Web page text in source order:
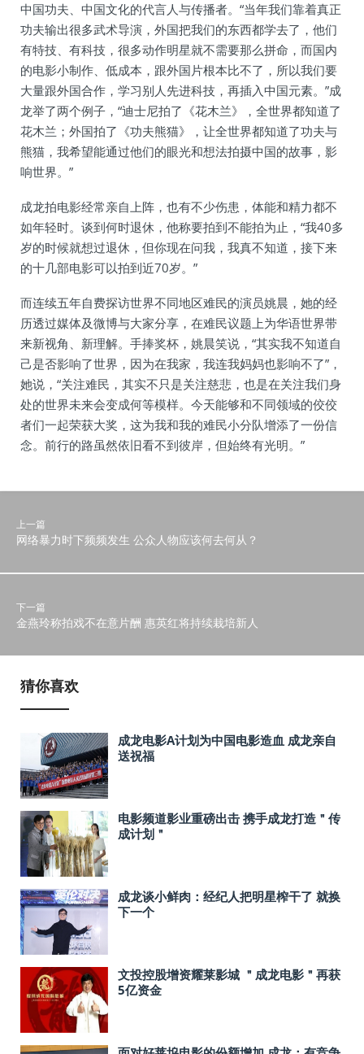
中国功夫、中国文化的代言人与传播者。“当年我们靠着真正
功夫输出很多武术导演，外国把我们的东西都学去了，他们
有特技、有科技，很多动作明星就不需要那么拼命，而国内
的电影小制作、低成本，跟外国片根本比不了，所以我们要
大量跟外国合作，学习别人先进科技，再插入中国元素。”成
龙举了两个例子，“迪士尼拍了《花木兰》，全世界都知道了
花木兰；外国拍了《功夫熊猫》，让全世界都知道了功夫与
熊猫，我希望能通过他们的眼光和想法拍摄中国的故事，影
响世界。”
成龙拍电影经常亲自上阵，也有不少伤患，体能和精力都不
如年轻时。谈到何时退休，他称要拍到不能拍为止，“我40多
岁的时候就想过退休，但你现在问我，我真不知道，接下来
的十几部电影可以拍到近70岁。”
而连续五年自费探访世界不同地区难民的演员姚晨，她的经
历透过媒体及微博与大家分享，在难民议题上为华语世界带
来新视角、新理解。手捧奖杯，姚晨笑说，“其实我不知道自
己是否影响了世界，因为在我家，我连我妈妈也影响不了”，
她说，“关注难民，其实不只是关注慈悲，也是在关注我们身
处的世界未来会变成何等模样。今天能够和不同领域的佼佼
者们一起荣获大奖，这为我和我的难民小分队增添了一份信
念。前行的路虽然依旧看不到彼岸，但始终有光明。”
上一篇
网络暴力时下频频发生 公众人物应该何去何从？
下一篇
金燕玲称拍戏不在意片酬 惠英红将持续栽培新人
猜你喜欢
成龙电影A计划为中国电影造血 成龙亲自
送祝福
电影频道影业重磅出击 携手成龙打造＂传
成计划＂
成龙谈小鲜肉：经纪人把明星榨干了 就换
下一个
文投控股增资耀莱影城 ＂成龙电影＂再获
5亿资金